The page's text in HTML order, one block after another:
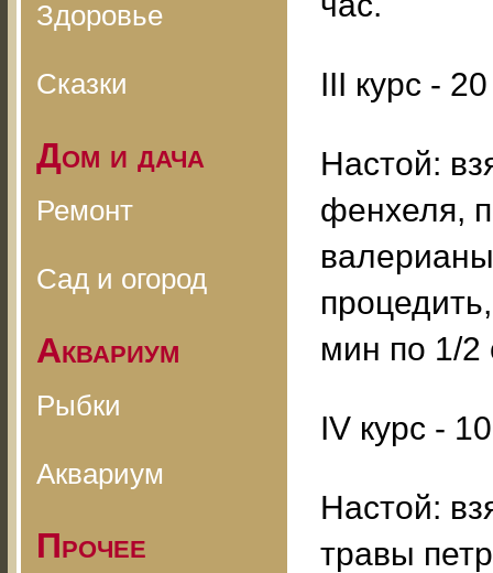
Здоровье
Сказки
Дом и дача
Ремонт
Сад и огород
Аквариум
Рыбки
Аквариум
Прочее
III курс -
Настой:
фенхеля,
мин по 1/2
IV курс -
Настой:
травы